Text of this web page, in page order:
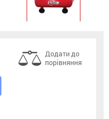
Додати до
порівняння